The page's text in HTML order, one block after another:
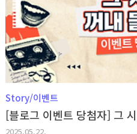
Story/이벤트
[블로그 이벤트 당첨자] 그
2025.05.22.